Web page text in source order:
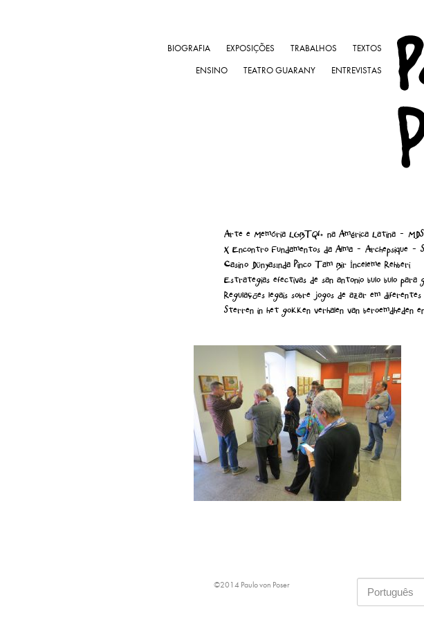
BIOGRAFIA EXPOSIÇÕES TRABALHOS TEXTOS
ENSINO TEATRO GUARANY ENTREVISTAS
Arte e Memória LGBTQI+ na América Latina -
X Encontro Fundamentos da Alma - Archepsique -
Casino Dünyasında Pinco Tam Bir İnceleme Rehberi
Estrategias efectivas de san antonio bulo bulo para
Regulações legais sobre jogos de azar em
Sterren in het gokken verhalen van beroemdheden
©2014 Paulo von Poser